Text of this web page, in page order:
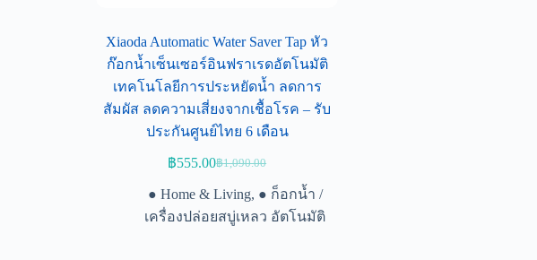
Xiaoda Automatic Water Saver Tap หัว
ก๊อกน้ำเซ็นเซอร์อินฟราเรดอัตโนมัติ
เทคโนโลยีการประหยัดน้ำ ลดการ
สัมผัส ลดความเสี่ยงจากเชื้อโรค – รับ
ประกันศูนย์ไทย 6 เดือน
฿1,090.00
฿555.00
● Home & Living, ● ก็อกน้ำ /
เครื่องปล่อยสบู่เหลว อัตโนมัติ